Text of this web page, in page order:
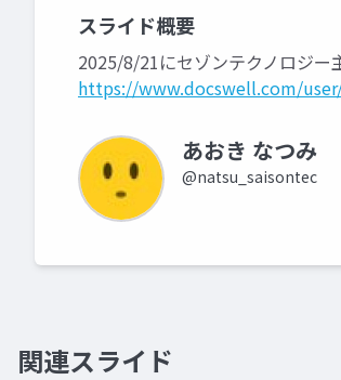
スライド概要
2025/8/21にセゾンテクノロジ
https://www.docswell.com/
あおき なつみ
@natsu_saisontec
関連スライド